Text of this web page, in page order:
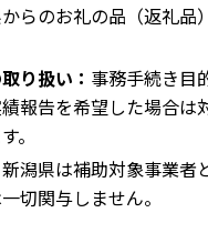
らのお礼の品（返礼品
り扱い： 事務手続き目
報告を希望した場合は
。
新潟県は補助対象事業者
切関与しません。